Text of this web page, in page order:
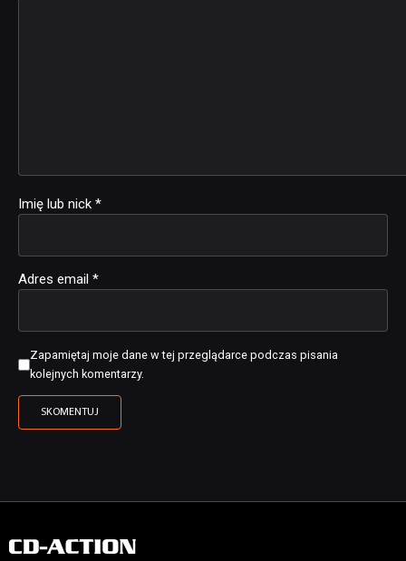
Imię lub nick *
Adres email *
Zapamiętaj moje dane w tej przeglądarce podczas pisania
kolejnych komentarzy.